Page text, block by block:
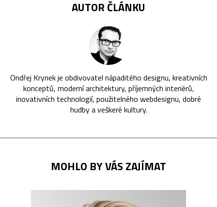
AUTOR ČLÁNKU
Ondřej Krynek je obdivovatel nápaditého designu, kreativních
konceptů, moderní architektury, příjemných interiérů,
inovativních technologií, použitelného webdesignu, dobré
hudby a veškeré kultury.
MOHLO BY VÁS ZAJÍMAT